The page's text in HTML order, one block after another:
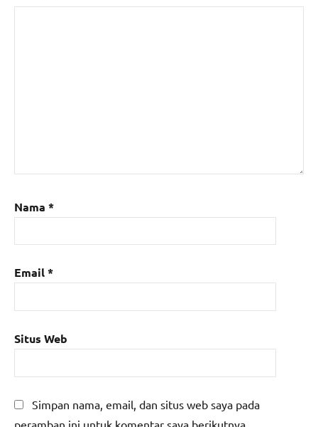
Nama *
Email*
Situs Web
Simpan nama, email, dan situs web saya pada
peramban ini untuk komentar saya berikutnya.